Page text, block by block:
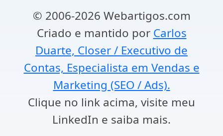
© 2006-2026 Webartigos.com
Criado e mantido por Carlos
Duarte, Closer / Executivo de
Contas, Especialista em Vendas e
Marketing (SEO / Ads).
Clique no link acima, visite meu
LinkedIn e saiba mais.